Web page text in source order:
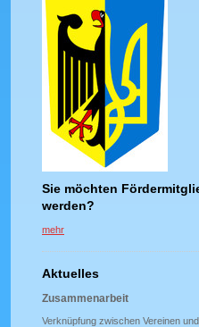
Sie möchten
werden?
mehr
Aktuelles
Zusammenarbeit
Verknüpfung zwischen Vereinen und